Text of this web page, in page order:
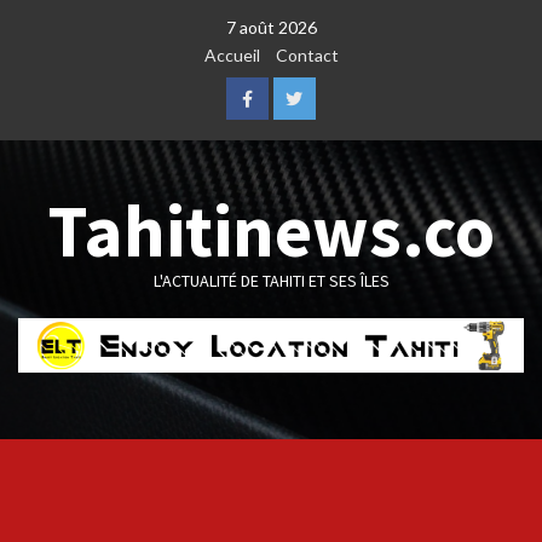
7 août 2026
Accueil
Contact
FacebookTwitter
Tahitinews.co
L'ACTUALITÉ DE TAHITI ET SES ÎLES